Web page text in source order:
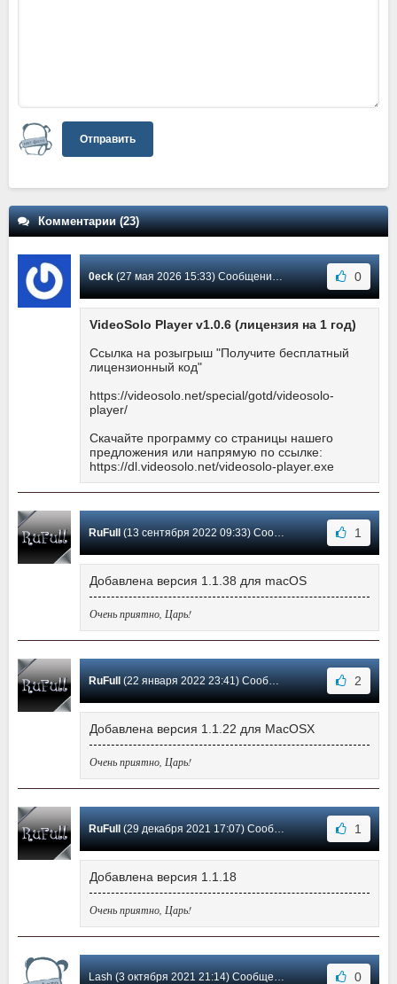
Отправить
Комментарии (23)
0eck(27 мая 2026 15:33) Сообщение #23 0
VideoSolo Player v1.0.6 (лицензия на 1 год)
Ссылка на розыгрыш "Получите бесплатный
лицензионный код"
https://videosolo.net/special/gotd/videosolo-
player/
Скачайте программу со страницы нашего
предложения или напрямую по ссылке:
https://dl.videosolo.net/videosolo-player.exe
RuFull (13 сентября 2022 09:33) Сообщение #22 1
Добавлена версия 1.1.38 для macOS
Очень приятно, Царь!
RuFull (22 января 2022 23:41) Сообщение #21 2
Добавлена версия 1.1.22 для MacOSX
Очень приятно, Царь!
RuFull (29 декабря 2021 17:07) Сообщение #20 1
Добавлена версия 1.1.18
Очень приятно, Царь!
Lash (3 октября 2021 21:14) Сообщение #19 0